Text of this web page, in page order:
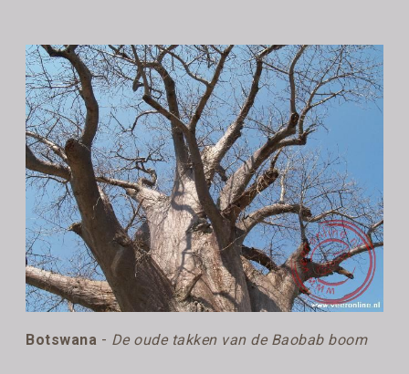
Botswana - De oude takken van de Baobab boom